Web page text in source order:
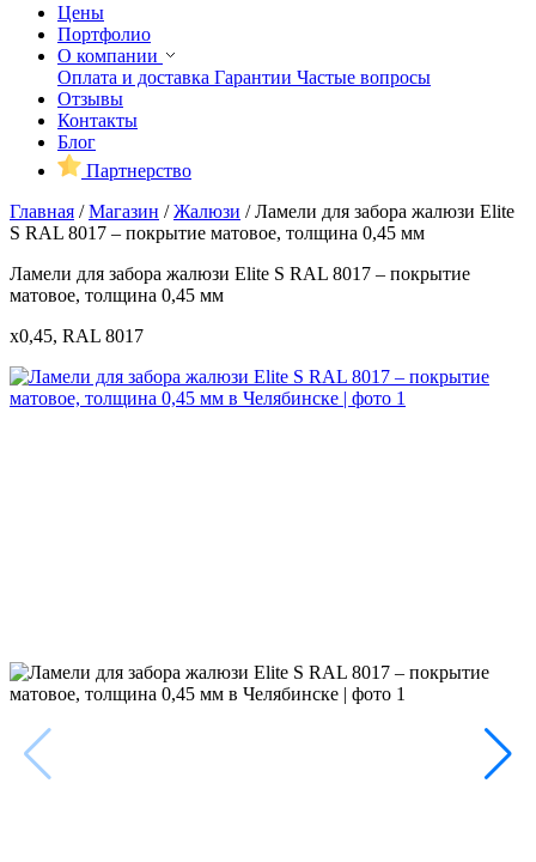
Цены
Портфолио
О компании
Оплата и доставка Гарантии Частые вопросы
Отзывы
Контакты
Блог
Партнерство
Главная /Магазин /Жалюзи /Ламели для забора жалюзи Elite
S RAL 8017 – покрытие матовое, толщина 0,45 мм
Ламели для забора жалюзи Elite S RAL 8017 – покрытие
матовое, толщина 0,45 мм
x0,45, RAL 8017